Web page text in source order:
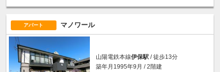
アパート マノワール
山陽電鉄本線伊保駅 / 徒歩13分
築年月1995年9月 / 2階建